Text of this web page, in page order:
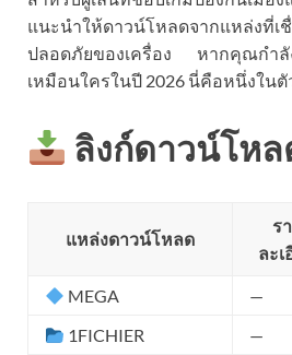
แนะนำให้ดาวน์โหลดจากแหล่งที่เ
ปลอดภัยของเครื่อง หากคุณกำลั
เหมือนใครในปี 2026 นี่คือหนึ่งใน
ลิงก์ดาวน์โหล
แหล่งดาวน์โหลด
ร
ละเ
MEGA —
1FICHIER
—